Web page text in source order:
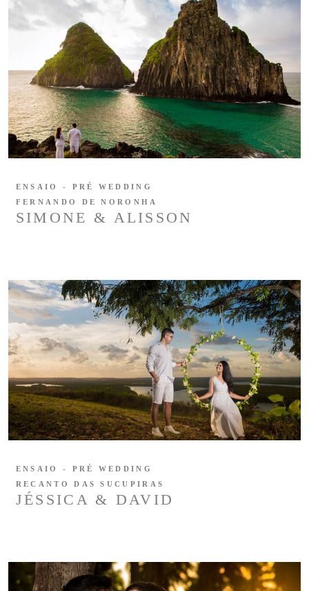
SIMONE & ALISSON
ENSAIO - PRÉ WEDDING
FERNANDO DE NORONHA
JÉSSICA & DAVID
ENSAIO - PRÉ WEDDING
RECANTO DAS SUCUPIRAS